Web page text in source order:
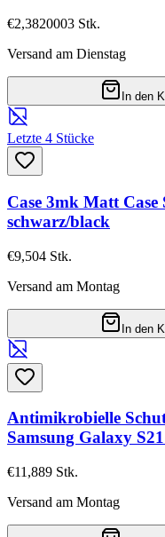
€2,3820003 Stk.
Versand am Dienstag
In den
Letzte 4 Stücke
Case 3mk Matt
schwarz/black
€9,504 Stk.
Versand am Montag
In den
Antimikrobielle
Samsung Galaxy
€11,889 Stk.
Versand am Montag